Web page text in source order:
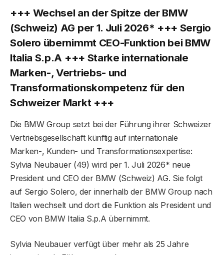
+++ Wechsel an der Spitze der BMW
(Schweiz) AG per 1. Juli 2026* +++ Sergio
Solero übernimmt CEO-Funktion bei BMW
Italia S.p.A +++ Starke internationale
Marken-, Vertriebs- und
Transformationskompetenz für den
Schweizer Markt +++
Die BMW Group setzt bei der Führung ihrer Schweizer
Vertriebsgesellschaft künftig auf internationale
Marken-, Kunden- und Transformationsexpertise:
Sylvia Neubauer (49) wird per 1. Juli 2026* neue
President und CEO der BMW (Schweiz) AG. Sie folgt
auf Sergio Solero, der innerhalb der BMW Group nach
Italien wechselt und dort die Funktion als President und
CEO von BMW Italia S.p.A übernimmt.
Sylvia Neubauer verfügt über mehr als 25 Jahre